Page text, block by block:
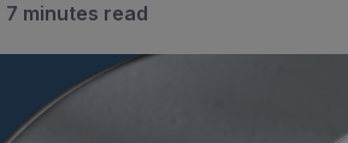
7 minutes read